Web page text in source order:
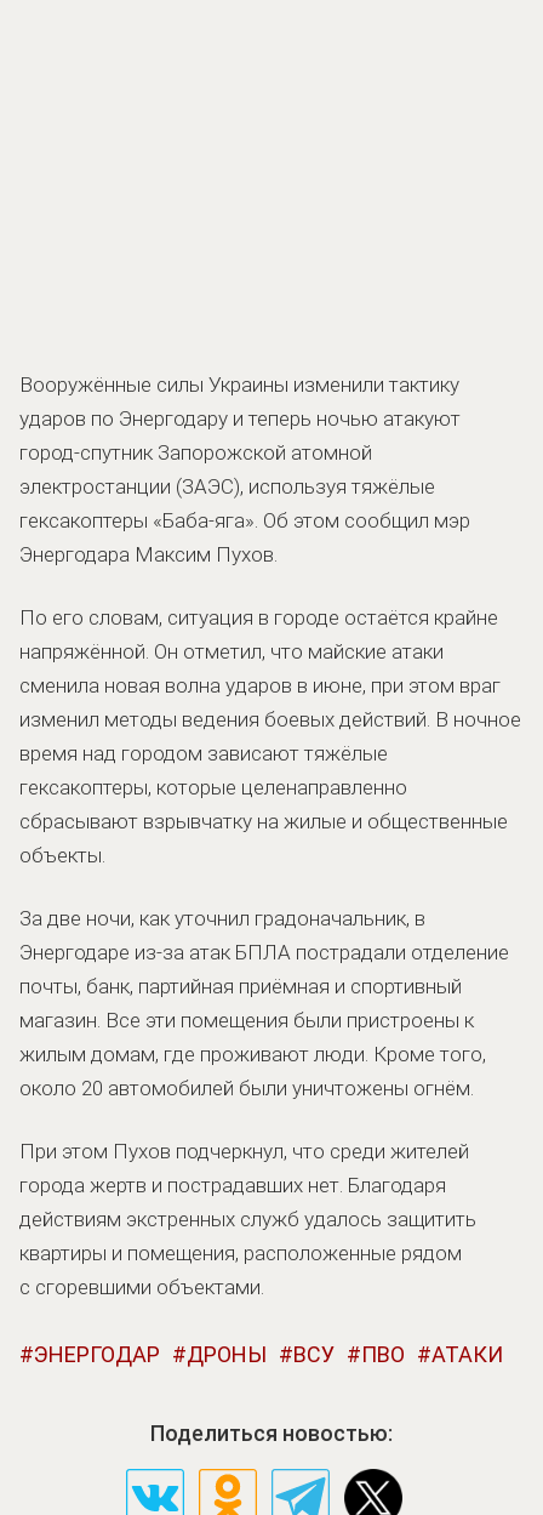
Вооружённые силы Украины изменили тактику
ударов по Энергодару и теперь ночью атакуют
город-спутник Запорожской атомной
электростанции (ЗАЭС), используя тяжёлые
гексакоптеры «Баба-яга». Об этом сообщил мэр
Энергодара Максим Пухов.
По его словам, ситуация в городе остаётся крайне
напряжённой. Он отметил, что майские атаки
сменила новая волна ударов в июне, при этом враг
изменил методы ведения боевых действий. В ночное
время над городом зависают тяжёлые
гексакоптеры, которые целенаправленно
сбрасывают взрывчатку на жилые и общественные
объекты.
За две ночи, как уточнил градоначальник, в
Энергодаре из-за атак БПЛА пострадали отделение
почты, банк, партийная приёмная и спортивный
магазин. Все эти помещения были пристроены к
жилым домам, где проживают люди. Кроме того,
около 20 автомобилей были уничтожены огнём.
При этом Пухов подчеркнул, что среди жителей
города жертв и пострадавших нет. Благодаря
действиям экстренных служб удалось защитить
квартиры и помещения, расположенные рядом
с сгоревшими объектами.
ЭНЕРГОДАР ДРОНЫ ВСУ ПВО АТАКИ
Поделиться новостью: